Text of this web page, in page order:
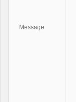
Message